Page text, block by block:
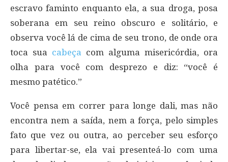
escravo faminto enquanto ela, a sua droga, posa
soberana em seu reino obscuro e solitário, e
observa você lá de cima de seu trono, de onde ora
toca sua cabeça com alguma misericórdia, ora
olha para você com desprezo e diz: “você é
mesmo patético.”
Você pensa em correr para longe dali, mas não
encontra nem a saída, nem a força, pelo simples
fato que vez ou outra, ao perceber seu esforço
para libertar-se, ela vai presenteá-lo com uma